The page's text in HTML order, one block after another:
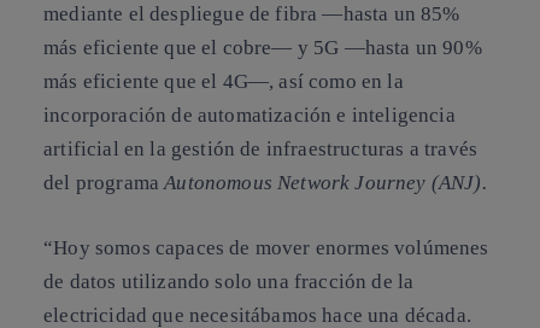
mediante el despliegue de fibra —hasta un 85%
más eficiente que el cobre— y 5G —hasta un 90%
más eficiente que el 4G—, así como en la
incorporación de automatización e inteligencia
artificial en la gestión de infraestructuras a través
del programaAutonomous Network Journey (ANJ).
“Hoy somos capaces de mover enormes volúmenes
de datos utilizando solo una fracción de la
electricidad que necesitábamos hace una década.